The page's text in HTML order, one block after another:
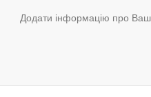
Додати інформацію про